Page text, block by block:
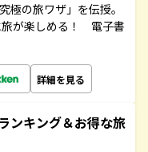
極の旅ワザ」を伝授。
旅が楽しめる！ 電子書
詳細を見る
ンキング＆お得な旅